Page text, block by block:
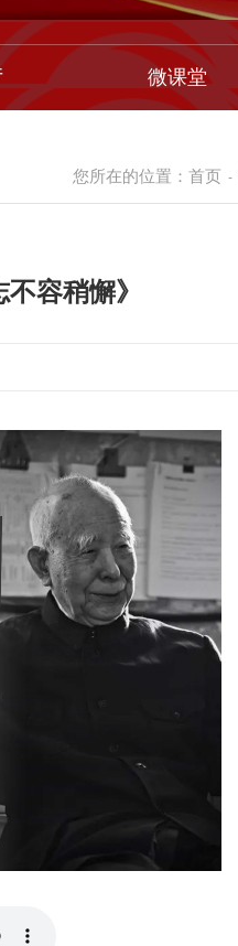
微课堂
您所在的位置： 首页 -
容稍懈》